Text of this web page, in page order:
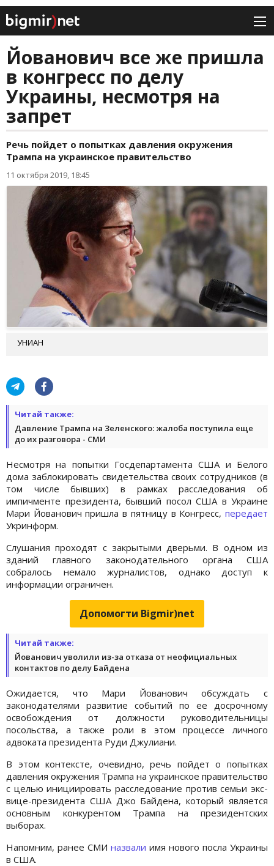
Йованович все же пришла
в конгресс по делу
Украины, несмотря на
запрет
Речь пойдет о попытках давления окружения
Трампа на украинское правительство
11 октября 2019, 18:45
УНИАН
Читай также:
Давление Трампа на Зеленского: жалоба поступила еще
до их разговора - СМИ
Несмотря на попытки Госдепартамента США и Белого
дома заблокировать свидетельства своих сотрудников (в
том числе бывших) в рамках расследования об
импичменте президента, бывший посол США в Украине
Мари Йованович пришла в пятницу в Конгресс, передает
Укринформ.
Слушания проходят с закрытыми дверьми. В одном из
зданий главного законодательного органа США
собралось немало журналистов, однако доступ к
информации ограничен.
Допомогти Bigmir)net
Читай также:
Йованович уволили из-за отказа от неофициальных
контактов по делу Байдена
Ожидается, что Мари Йованович обсуждать с
законодателями развитие событий по ее досрочному
освобождения от должности руководительницы
посольства, а также роли в этом процессе личного
адвоката президента Руди Джулиани.
В этом контексте, очевидно, речь пойдет о попытках
давления окружения Трампа на украинское правительство
с целью инициировать расследование против семьи экс-
вице-президента США Джо Байдена, который является
основным конкурентом Трампа на президентских
выборах.
Напомним, ранее СМИ назвали имя нового посла Украины
в США.